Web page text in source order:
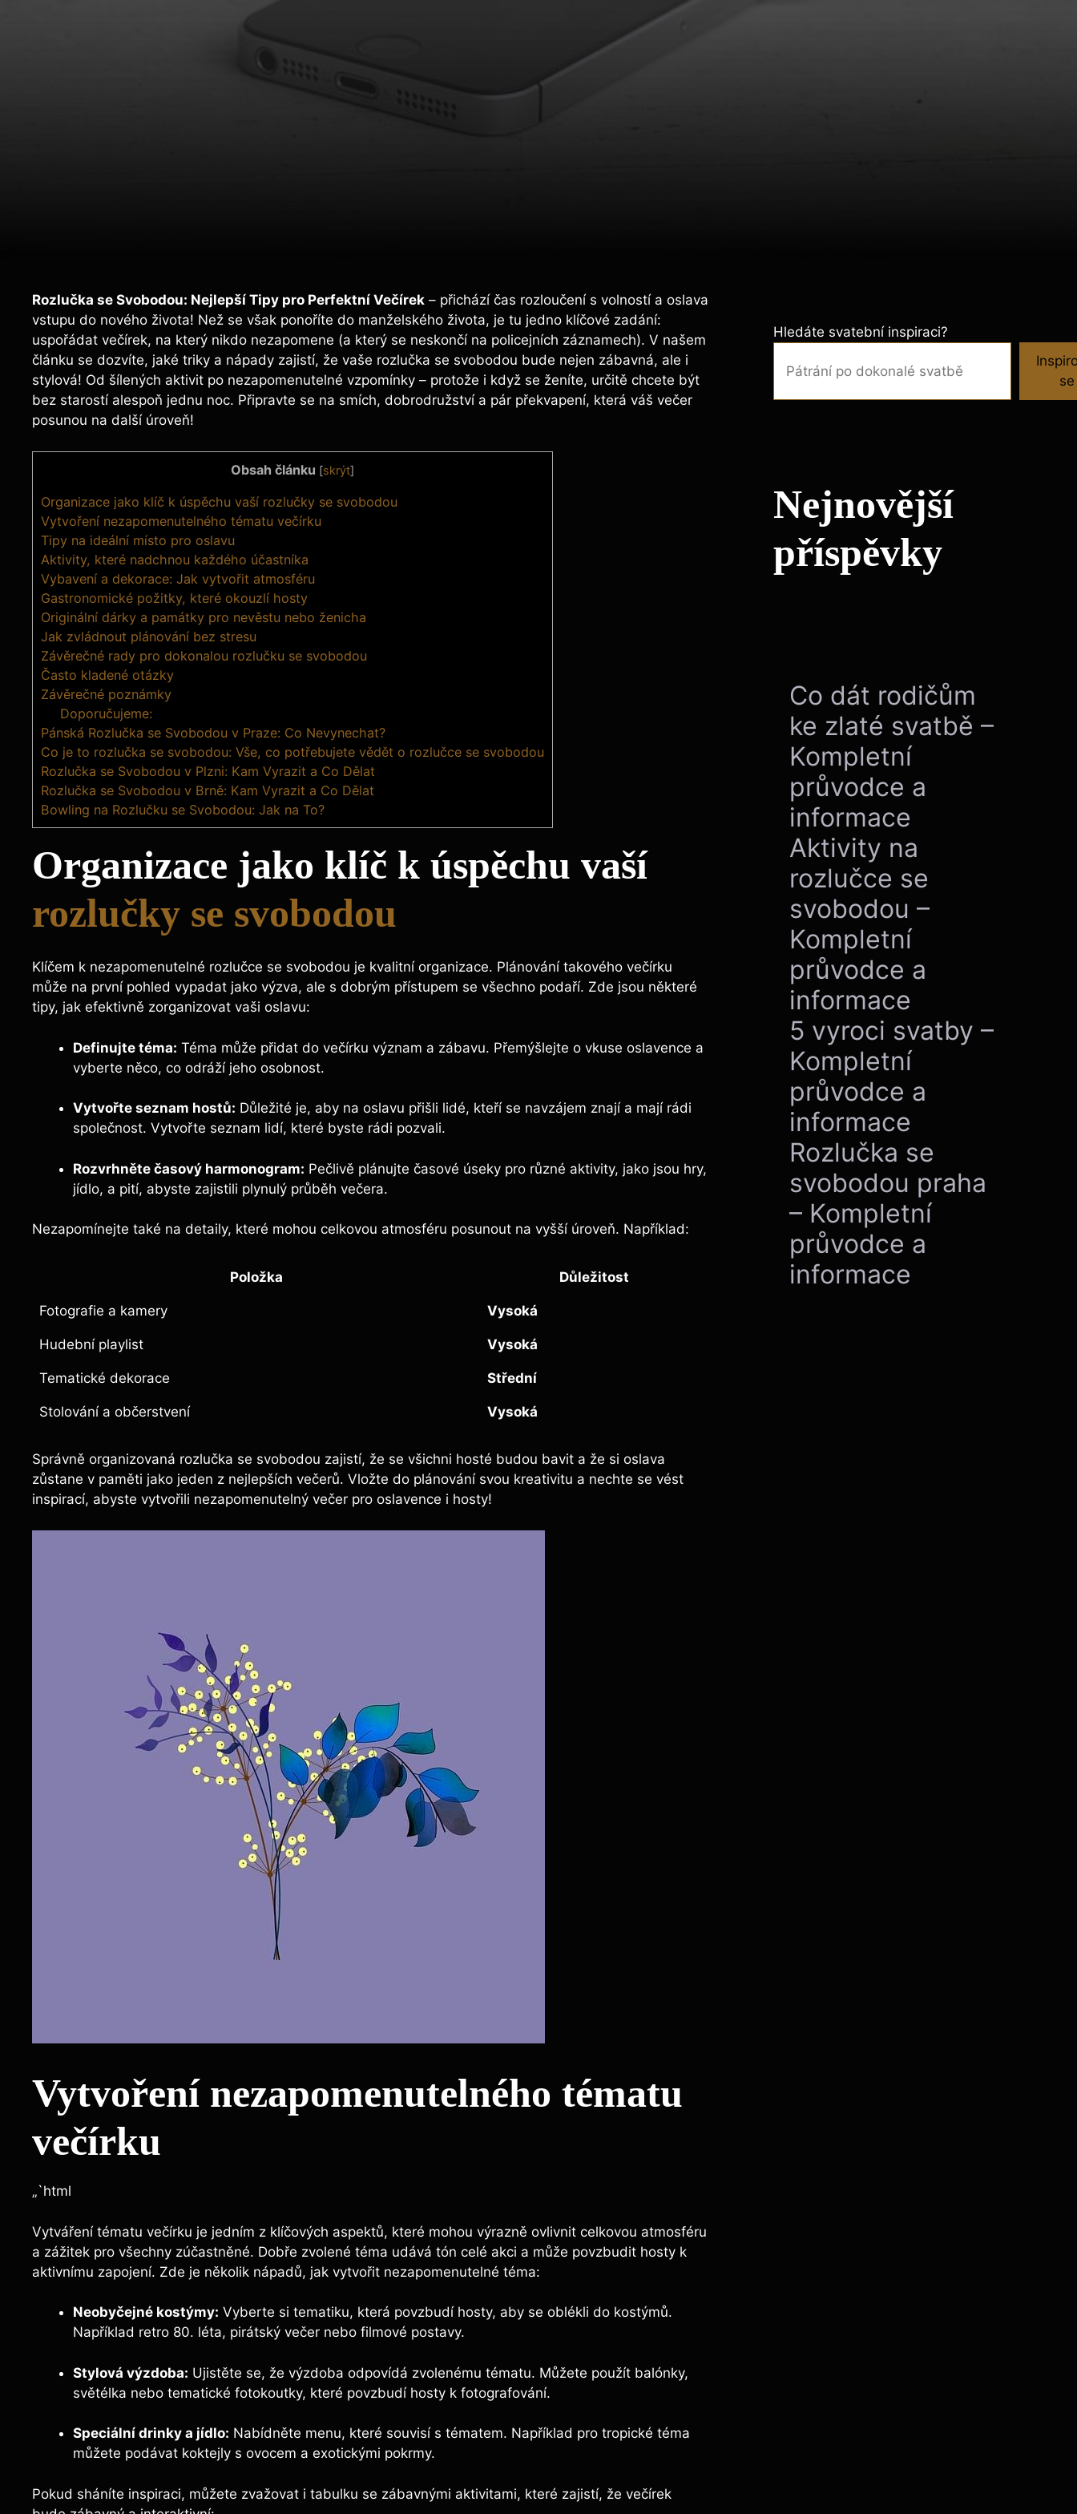
Rozlučka se Svobodou: Nejlepší Tipy pro Perfektní Večírek – přichází čas rozloučení s volností a oslava
vstupu do nového života! Než se však ponoříte do manželského života, je tu jedno klíčové zadání:
uspořádat večírek, na který nikdo nezapomene (a který se neskončí na policejních záznamech). V našem
článku se dozvíte, jaké triky a nápady zajistí, že vaše rozlučka se svobodou bude nejen zábavná, ale i
stylová! Od šílených aktivit po nezapomenutelné vzpomínky – protože i když se ženíte, určitě chcete být
bez starostí alespoň jednu noc. Připravte se na smích, dobrodružství a pár překvapení, která váš večer
posunou na další úroveň!
Obsah článku [skrýt]
Organizace jako klíč k úspěchu vaší rozlučky se svobodou
Vytvoření nezapomenutelného tématu večírku
Tipy na ideální místo pro oslavu
Aktivity, které nadchnou každého účastníka
Vybavení a dekorace: Jak vytvořit atmosféru
Gastronomické požitky, které okouzlí hosty
Originální dárky a památky pro nevěstu nebo ženicha
Jak zvládnout plánování bez stresu
Závěrečné rady pro dokonalou rozlučku se svobodou
Často kladené otázky
Závěrečné poznámky
Doporučujeme:
Pánská Rozlučka se Svobodou v Praze: Co Nevynechat?
Co je to rozlučka se svobodou: Vše, co potřebujete vědět o rozlučce se svobodou
Rozlučka se Svobodou v Plzni: Kam Vyrazit a Co Dělat
Rozlučka se Svobodou v Brně: Kam Vyrazit a Co Dělat
Bowling na Rozlučku se Svobodou: Jak na To?
Organizace jako klíč k úspěchu vaší
rozlučky se svobodou
Klíčem k nezapomenutelné rozlučce se svobodou je kvalitní organizace. Plánování takového večírku
může na první pohled vypadat jako výzva, ale s dobrým přístupem se všechno podaří. Zde jsou některé
tipy, jak efektivně zorganizovat vaši oslavu:
Definujte téma: Téma může přidat do večírku význam a zábavu. Přemýšlejte o vkuse oslavence a
vyberte něco, co odráží jeho osobnost.
Vytvořte seznam hostů: Důležité je, aby na oslavu přišli lidé, kteří se navzájem znají a mají rádi
společnost. Vytvořte seznam lidí, které byste rádi pozvali.
Rozvrhněte časový harmonogram: Pečlivě plánujte časové úseky pro různé aktivity, jako jsou hry,
jídlo, a pití, abyste zajistili plynulý průběh večera.
Nezapomínejte také na detaily, které mohou celkovou atmosféru posunout na vyšší úroveň. Například:
Položka Důležitost
Fotografie a kamery Vysoká
Hudební playlist Vysoká
Tematické dekorace Střední
Stolování a občerstvení Vysoká
Správně organizovaná rozlučka se svobodou zajistí, že se všichni hosté budou bavit a že si oslava
zůstane v paměti jako jeden z nejlepších večerů. Vložte do plánování svou kreativitu a nechte se vést
inspirací, abyste vytvořili nezapomenutelný večer pro oslavence i hosty!
Vytvoření nezapomenutelného tématu
večírku
„`html
Vytváření tématu večírku je jedním z klíčových aspektů, které mohou výrazně ovlivnit celkovou atmosféru
a zážitek pro všechny zúčastněné. Dobře zvolené téma udává tón celé akci a může povzbudit hosty k
aktivnímu zapojení. Zde je několik nápadů, jak vytvořit nezapomenutelné téma:
Neobyčejné kostýmy: Vyberte si tematiku, která povzbudí hosty, aby se oblékli do kostýmů.
Například retro 80. léta, pirátský večer nebo filmové postavy.
Stylová výzdoba: Ujistěte se, že výzdoba odpovídá zvolenému tématu. Můžete použít balónky,
světélka nebo tematické fotokoutky, které povzbudí hosty k fotografování.
Speciální drinky a jídlo: Nabídněte menu, které souvisí s tématem. Například pro tropické téma
můžete podávat koktejly s ovocem a exotickými pokrmy.
Pokud sháníte inspiraci, můžete zvažovat i tabulku se zábavnými aktivitami, které zajistí, že večírek
Hledáte svatební inspiraci?
se
Nejnovější
příspěvky
Co dát rodičům
ke zlaté svatbě –
Kompletní
průvodce a
informace
Aktivity na
rozlučce se
svobodou –
Kompletní
průvodce a
informace
5 vyroci svatby –
Kompletní
průvodce a
informace
Rozlučka se
svobodou praha
– Kompletní
průvodce a
informace